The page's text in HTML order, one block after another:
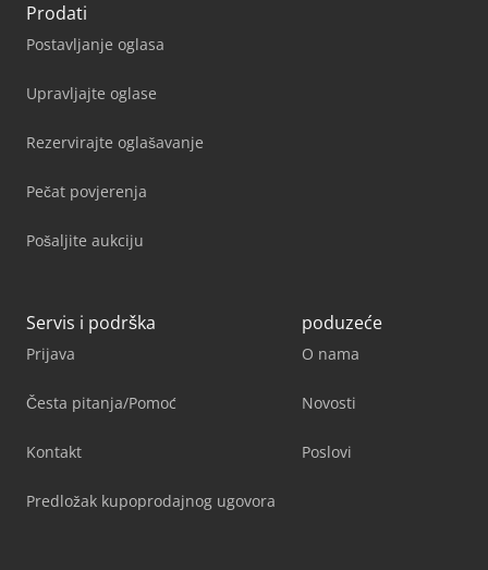
Prodati
Postavljanje oglasa
Upravljajte oglase
Rezervirajte oglašavanje
Pečat povjerenja
Pošaljite aukciju
Servis i podrška
Prijava
Česta pitanja/Pomoć
Kontakt
Predložak kupoprodajnog ugovora
poduzeće
O nama
Novosti
Poslovi